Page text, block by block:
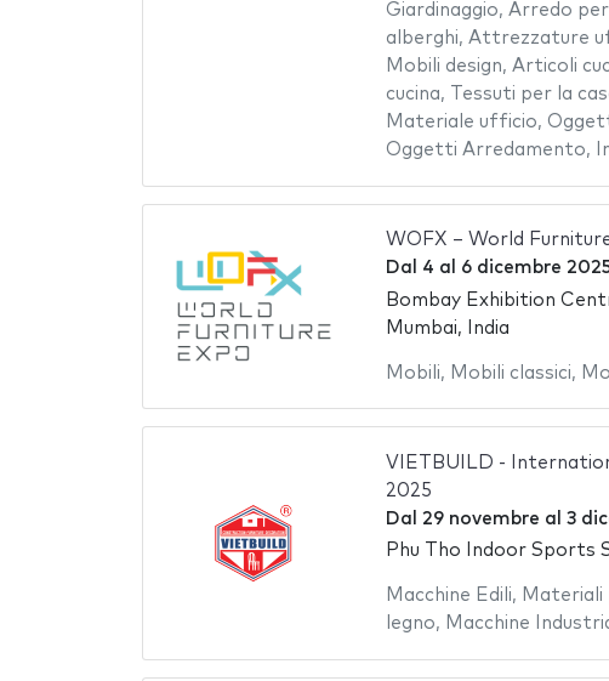
Giardinaggio, Arredo
alberghi, Attrezzature
Mobili design, Articoli
cucina, Tessuti per la
Materiale ufficio,
Oggetti Arredamento,
WOFX – World
Dal 4 al 6 dicembre
Bombay Exhibition
Mumbai, India
Mobili, Mobili classici,
VIETBUILD -
2025
Dal 29 novembre al 3
Phu Tho Indoor Sports
Macchine Edili, Materiali
legno, Macchine